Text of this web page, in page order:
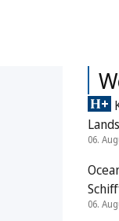
06.
06.